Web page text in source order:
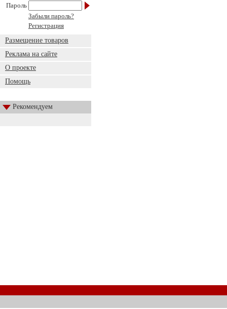
Пароль
Забыли пароль?
Регистрация
Размещение товаров
Реклама на сайте
О проекте
Помощь
Рекомендуем